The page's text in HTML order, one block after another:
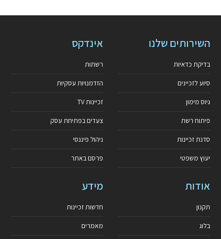
השירותים שלנו
בדיקת כדאיות
סיוע לזכיינים
גיוס מימון
פיתוח רשת
סדנת זכיינות
יעוץ משפטי
אינדקס
רשתות
הזדמנויות עסקיות
זכיינות TV
צעדים בפתיחת עסק
ניהול פיננסי
פרסם באתר
אודות
תקנון
בלוג
מידע
חדשות זכיינות
מאמרים